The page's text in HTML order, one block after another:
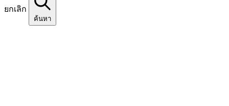
ยกเลิก
ค้นหา